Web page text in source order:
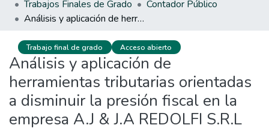
Trabajos Finales de Grado
Contador Público
Análisis y aplicación de herramientas tributarias orientadas a disminuir la presión fiscal en la empresa A.J & J.A REDOLFI S.R.L
Trabajo final de grado Acceso abierto
Análisis y aplicación de
herramientas tributarias orientadas
a disminuir la presión fiscal en la
empresa A.J & J.A REDOLFI S.R.L